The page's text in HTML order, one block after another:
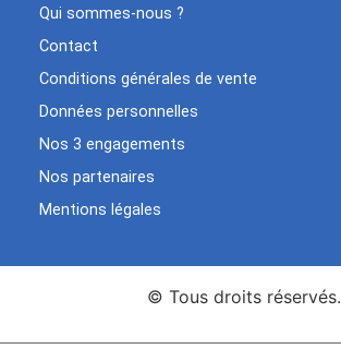
Qui sommes-nous ?
Contact
Conditions générales de vente
Données personnelles
Nos 3 engagements
Nos partenaires
Mentions légales
© Tous droits réservés.